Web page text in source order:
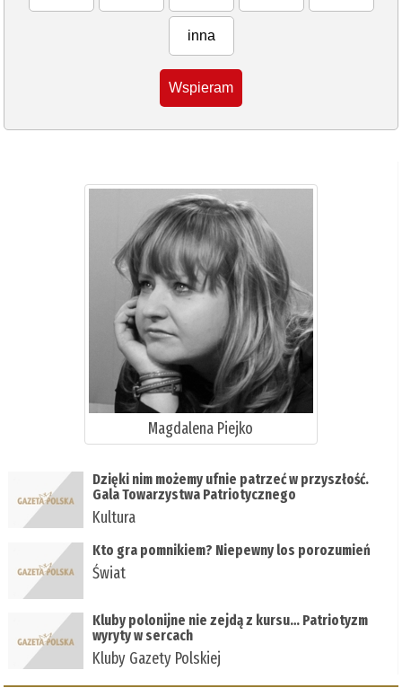
inna
Wspieram
Magdalena Piejko
Dzięki nim możemy ufnie patrzeć w przyszłość.
Gala Towarzystwa Patriotycznego
Kultura
Kto gra pomnikiem? Niepewny los porozumień
Świat
Kluby polonijne nie zejdą z kursu… Patriotyzm
wyryty w sercach
Kluby Gazety Polskiej